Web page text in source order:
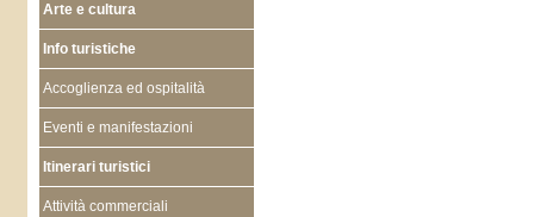
Arte e cultura
Info turistiche
Accoglienza ed ospitalità
Eventi e manifestazioni
Itinerari turistici
Attività commerciali